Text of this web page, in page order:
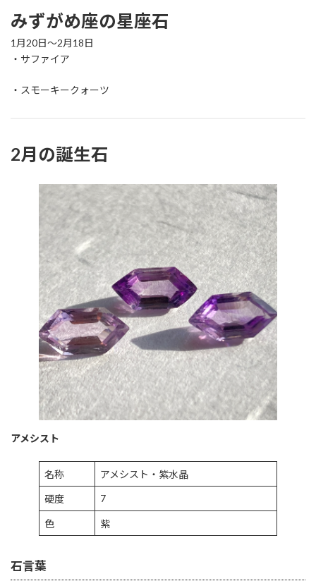
みずがめ座の星座石
1月20日～2月18日
・サファイア
・スモーキークォーツ
2月の誕生石
アメシスト
名称 アメシスト・紫水晶
硬度 7
色 紫
石言葉